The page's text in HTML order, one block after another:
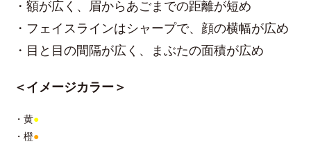
・額が広く、眉からあごまでの距離が短め
・フェイスラインはシャープで、顔の横幅が広め
・目と目の間隔が広く、まぶたの面積が広め
＜イメージカラー＞
・黄●
・橙●